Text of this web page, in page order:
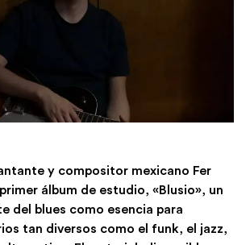
y compositor mexicano Fer
álbum de estudio, «Blusio», un
del blues como esencia para
tan diversos como el funk, el jazz,